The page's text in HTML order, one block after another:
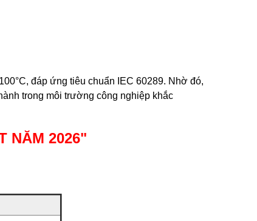
đáp ứng tiêu chuẩn IEC 60289. Nhờ đó,
trong môi trường công nghiệp khắc
NĂM 2026"